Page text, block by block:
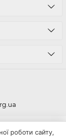
роботи сайту,